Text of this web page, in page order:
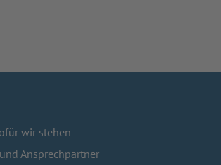
wir stehen
Ansprechpartner